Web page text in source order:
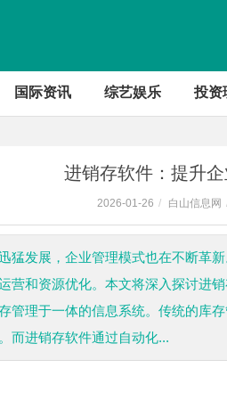
国际资讯 综艺娱乐 投资
进销存软件：提升
2026-01-26 / 白山信息网
猛发展，企业管理模式也在不断革
营和资源优化。本文将深入探讨进
管理于一体的信息系统。传统的库
而进销存软件通过自动化...